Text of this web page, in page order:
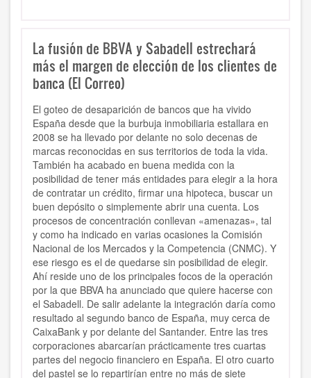
La fusión de BBVA y Sabadell estrechará
más el margen de elección de los clientes de
banca (El Correo)
El goteo de desaparición de bancos que ha vivido
España desde que la burbuja inmobiliaria estallara en
2008 se ha llevado por delante no solo decenas de
marcas reconocidas en sus territorios de toda la vida.
También ha acabado en buena medida con la
posibilidad de tener más entidades para elegir a la hora
de contratar un crédito, firmar una hipoteca, buscar un
buen depósito o simplemente abrir una cuenta. Los
procesos de concentración conllevan «amenazas», tal
y como ha indicado en varias ocasiones la Comisión
Nacional de los Mercados y la Competencia (CNMC). Y
ese riesgo es el de quedarse sin posibilidad de elegir.
Ahí reside uno de los principales focos de la operación
por la que BBVA ha anunciado que quiere hacerse con
el Sabadell. De salir adelante la integración daría como
resultado al segundo banco de España, muy cerca de
CaixaBank y por delante del Santander. Entre las tres
corporaciones abarcarían prácticamente tres cuartas
partes del negocio financiero en España. El otro cuarto
del pastel se lo repartirían entre no más de siete